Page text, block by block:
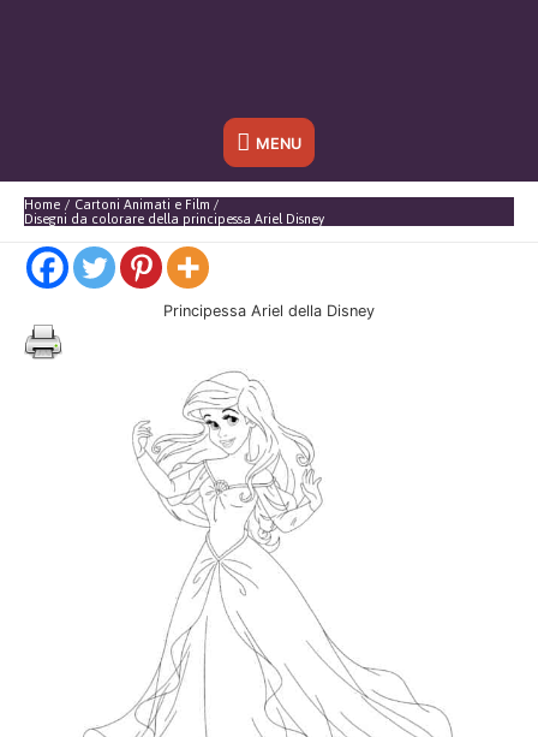
Sotto
l'header
MENU
Home Cartoni Animati e Film
Disegni da colorare della principessa Ariel Disney
Principessa Ariel della Disney